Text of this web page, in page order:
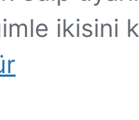
ikisini